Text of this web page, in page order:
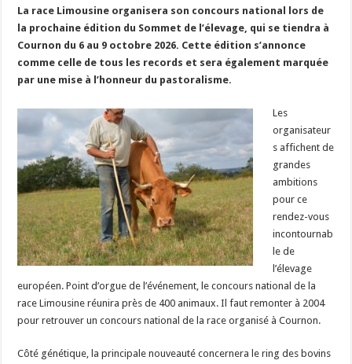
Un été fructueux pour Lactalis
La race Limousine organisera son concours national lors de
la prochaine édition du Sommet de l’élevage, qui se tiendra à
Cournon du 6 au 9 octobre 2026. Cette édition s’annonce
comme celle de tous les records et sera également marquée
par une mise à l’honneur du pastoralisme.
Les
organisateur
s affichent de
grandes
ambitions
pour ce
rendez-vous
incontournab
le de
l’élevage
européen. Point d’orgue de l’événement, le concours national de la
race Limousine réunira près de 400 animaux. Il faut remonter à 2004
pour retrouver un concours national de la race organisé à Cournon.
Côté génétique, la principale nouveauté concernera le ring des bovins